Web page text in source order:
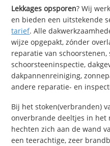
Lekkages opsporen? Wij
en bieden een uitstekende
tarief. Alle
wijze opgepakt, zónder
reparatie van
schoorsteeninspectie,
dakpannenreiniging,
andere reparatie- en
Bij het stoken(verbranden)
onverbrande deeltjes in het
hechten zich aan de wand
een teerachtige, zeer